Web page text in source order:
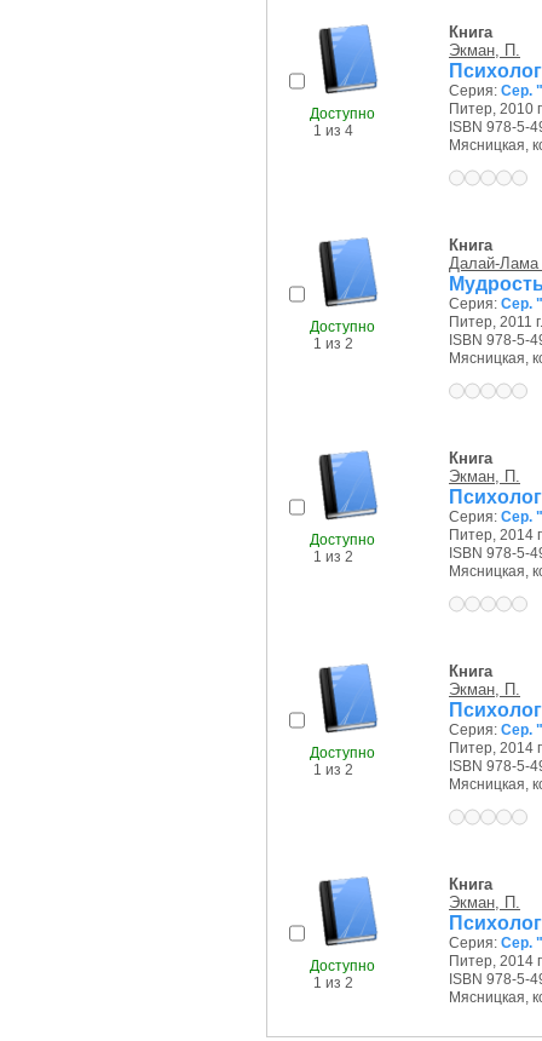
Доступно
1 из 4
Книга
Экман, П.
Серия: Сер.
Питер, 2010
ISBN 978-5-
Мясницкая,
Доступно
1 из 2
Книга
Далай-Лама
Серия: Сер.
Питер, 2011 г.
ISBN 978-5-
Мясницкая,
Доступно
1 из 2
Книга
Экман, П.
Серия: Сер.
Питер, 2014
ISBN 978-5-
Мясницкая,
Доступно
1 из 2
Книга
Экман, П.
Серия: Сер.
Питер, 2014
ISBN 978-5-
Мясницкая,
Доступно
1 из 2
Книга
Экман, П.
Серия: Сер.
Питер, 2014
ISBN 978-5-
Мясницкая,